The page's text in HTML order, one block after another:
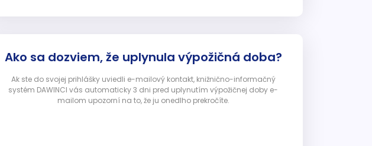
Ako sa dozviem, že uplynula výpožičná doba?
Ak ste do svojej prihlášky uviedli e-mailový kontakt, knižnično-informačný
systém DAWINCI vás automaticky 3 dni pred uplynutím výpožičnej doby e-
mailom upozorní na to, že ju onedlho prekročíte.